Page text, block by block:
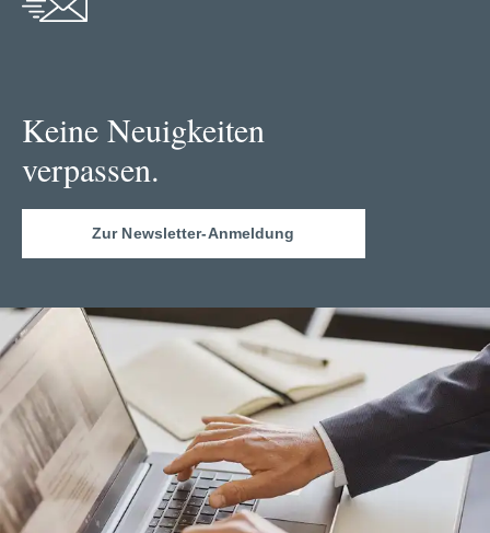
Keine Neuigkeiten
verpassen.
Zur Newsletter-Anmeldung